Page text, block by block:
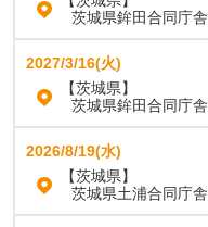
茨城県鉾田合同庁舎
2027/3/16(火)
【茨城県】
茨城県鉾田合同庁舎
2026/8/19(水)
【茨城県】
茨城県土浦合同庁舎